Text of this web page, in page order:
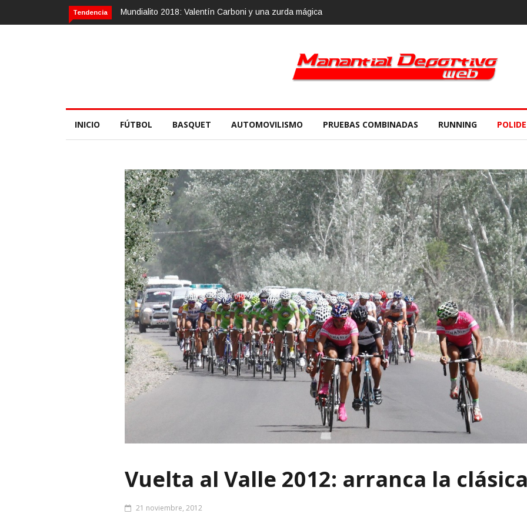
Tendencia
Mundialito 2018: Valentín Carboni y una zurda mágicaCalvario Race 2018, 10 de noviembre
INICIO FÚTBOL BASQUET AUTOMOVILISMO PRUEBAS COMBINADAS RUNNING
Vuelta al Valle 2012: arranca la
21 noviembre, 2012